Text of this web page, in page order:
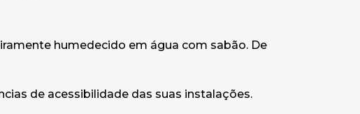
humedecido em água com sabão. De
de acessibilidade das suas instalações.